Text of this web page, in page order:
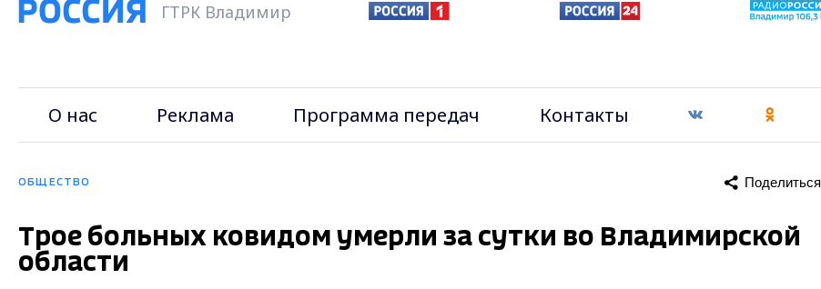
ГТРК Владимир
О нас Реклама Программа передач Контакты
ОБЩЕСТВО Поделиться
Трое больных ковидом умерли за сутки во Владимирской
области